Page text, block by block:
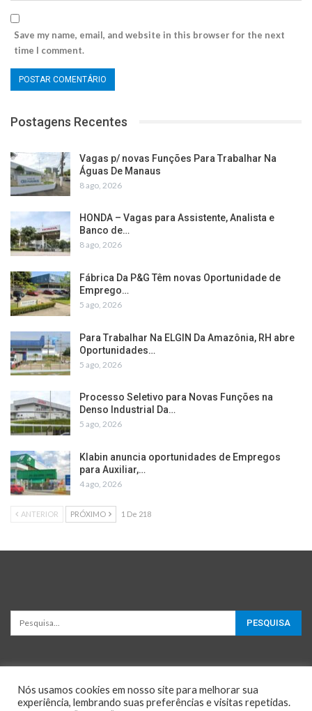
Save my name, email, and website in this browser for the next
time I comment.
Postagens Recentes
Vagas p/ novas Funções Para Trabalhar Na
Águas De Manaus
8 ago, 2026
HONDA – Vagas para Assistente, Analista e
Banco de…
8 ago, 2026
Fábrica Da P&G Têm novas Oportunidade de
Emprego…
5 ago, 2026
Para Trabalhar Na ELGIN Da Amazônia, RH abre
Oportunidades…
5 ago, 2026
Processo Seletivo para Novas Funções na
Denso Industrial Da…
5 ago, 2026
Klabin anuncia oportunidades de Empregos
para Auxiliar,…
4 ago, 2026
ANTERIOR PRÓXIMO 1 De 218
Nós usamos cookies em nosso site para melhorar sua
experiência, lembrando suas preferências e visitas repetidas.